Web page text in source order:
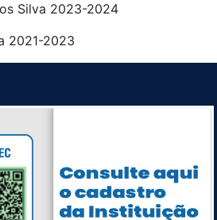
Silva 2023-2024
2021-2023